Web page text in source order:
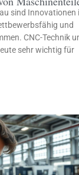
sind Innovationen
und
CNC-Technik
sehr wichtig für